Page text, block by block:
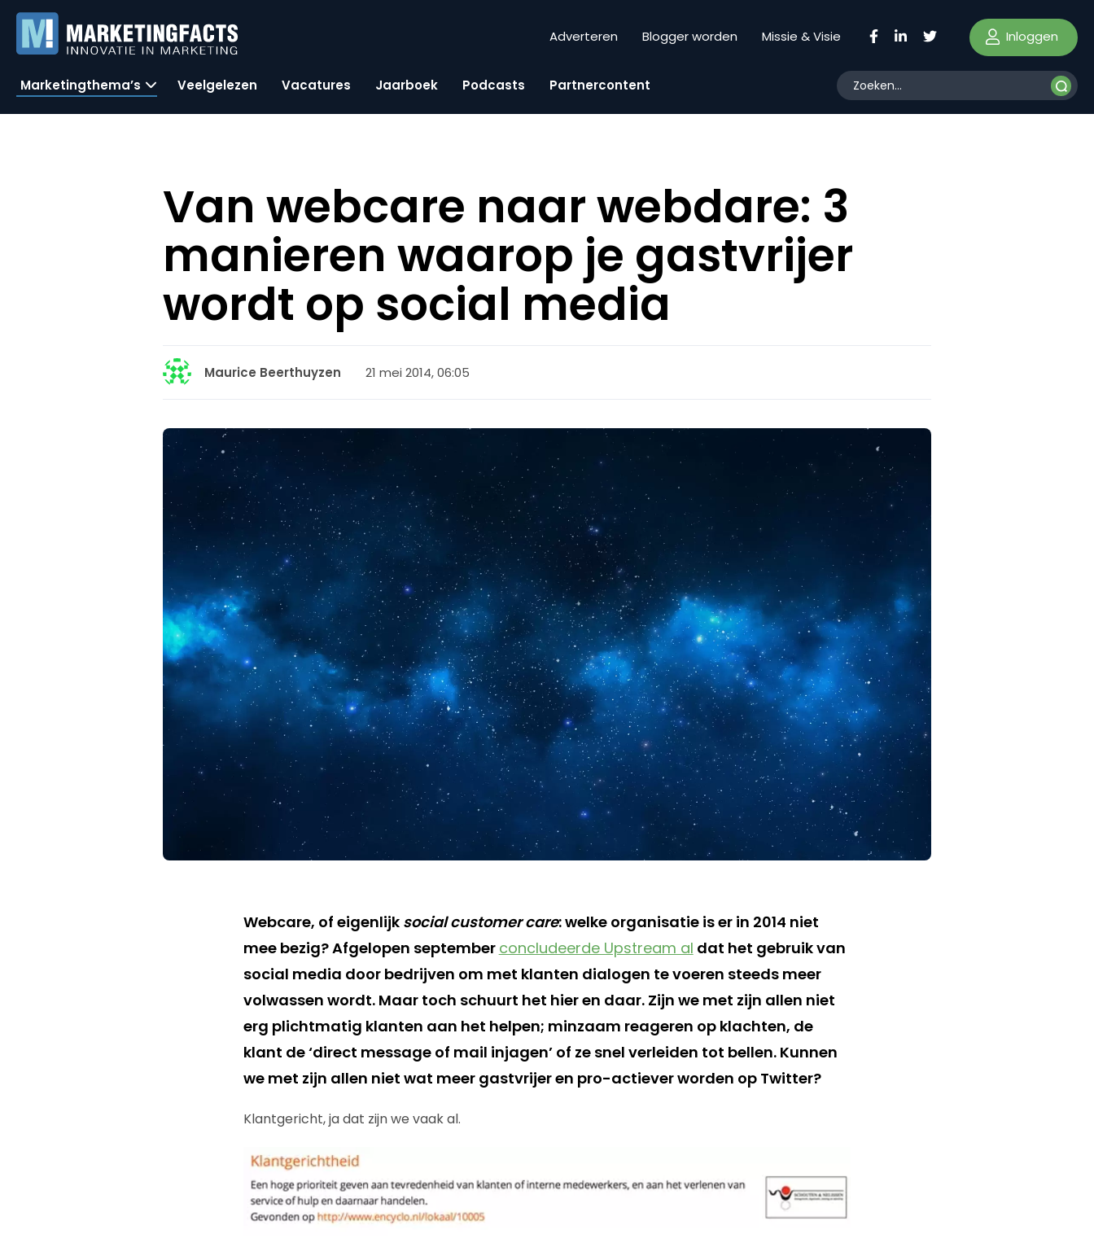
Adverteren Blogger worden Missie & Visie Inloggen
Marketingthema’s Veelgelezen Vacatures Jaarboek Podcasts Partnercontent
Van webcare naar webdare: 3
manieren waarop je gastvrijer
wordt op social media
Maurice Beerthuyzen 21 mei 2014, 06:05
Webcare, of eigenlijk social customer care: welke organisatie is er in 2014 niet
mee bezig? Afgelopen september concludeerde Upstream al dat het gebruik van
social media door bedrijven om met klanten dialogen te voeren steeds meer
volwassen wordt. Maar toch schuurt het hier en daar. Zijn we met zijn allen niet
erg plichtmatig klanten aan het helpen; minzaam reageren op klachten, de
klant de ‘direct message of mail injagen’ of ze snel verleiden tot bellen. Kunnen
we met zijn allen niet wat meer gastvrijer en pro-actiever worden op Twitter?
Klantgericht, ja dat zijn we vaak al.